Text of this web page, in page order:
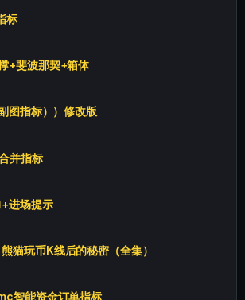
标
+斐波那契+箱体
图指标））修改版
并指标
进场提示
熊猫玩币K线后的秘密（全集）
智能资金订单指标